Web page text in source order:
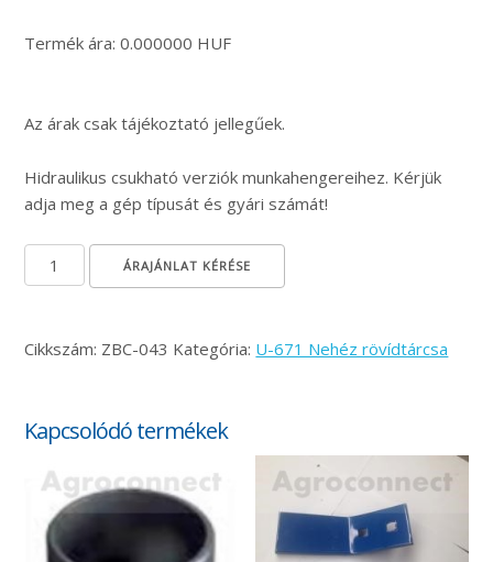
Termék ára: 0.000000 HUF
Az árak csak tájékoztató jellegűek.
Hidraulikus csukható verziók munkahengereihez. Kérjük
adja meg a gép típusát és gyári számát!
Rögzítő csapszeg mennyiség
ÁRAJÁNLAT KÉRÉSE
Cikkszám: ZBC-043 Kategória: U-671 Nehéz rövídtárcsa
Kapcsolódó termékek